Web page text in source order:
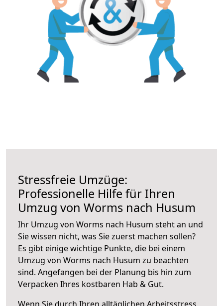
Stressfreie Umzüge:
Professionelle Hilfe für Ihren
Umzug von Worms nach Husum
Ihr Umzug von Worms nach Husum steht an und
Sie wissen nicht, was Sie zuerst machen sollen?
Es gibt einige wichtige Punkte, die bei einem
Umzug von Worms nach Husum zu beachten
sind. Angefangen bei der Planung bis hin zum
Verpacken Ihres kostbaren Hab & Gut.